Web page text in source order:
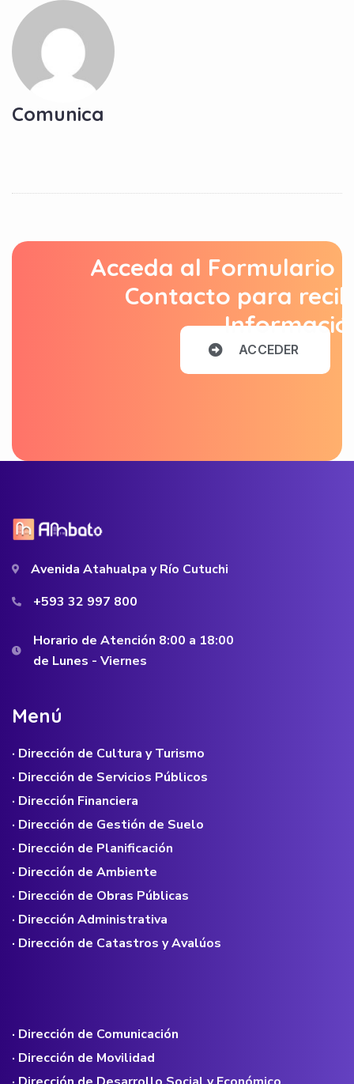
Comunica
Acceda al Formulario
Contacto para
ACCEDER
Avenida Atahualpa y Río Cutuchi
+593 32 997 800
Horario de Atención 8:00 a 18:00
de Lunes - Viernes
Menú
· Dirección de Cultura y Turismo
· Dirección de Servicios Públicos
· Dirección Financiera
· Dirección de Gestión de Suelo
· Dirección de Planificación
· Dirección de Ambiente
· Dirección de Obras Públicas
· Dirección Administrativa
· Dirección de Catastros y Avalúos
· Dirección de Comunicación
· Dirección de Movilidad